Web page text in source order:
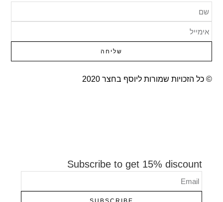
שליחה
© כל הזכויות שמורות ליוסף בחצר 2020​
Subscribe to get 15% discount